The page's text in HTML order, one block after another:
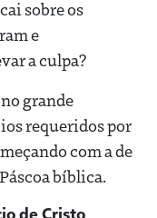
sobre os
e
a culpa?
grande
requeridos por
com a de
bíblica.
de Cristo